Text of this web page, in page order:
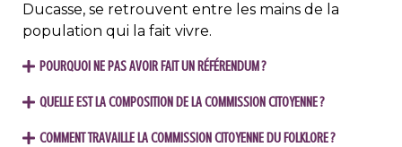
Ducasse, se retrouvent entre les mains de la
population qui la fait vivre.
POURQUOI NE PAS AVOIR FAIT UN RÉFÉRENDUM ?
QUELLE EST LA COMPOSITION DE LA COMMISSION CITOYENNE ?
COMMENT TRAVAILLE LA COMMISSION CITOYENNE DU FOLKLORE ?